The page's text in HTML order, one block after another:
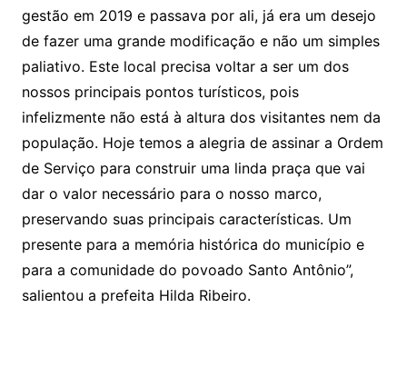
gestão em 2019 e passava por ali, já era um desejo
de fazer uma grande modificação e não um simples
paliativo. Este local precisa voltar a ser um dos
nossos principais pontos turísticos, pois
infelizmente não está à altura dos visitantes nem da
população. Hoje temos a alegria de assinar a Ordem
de Serviço para construir uma linda praça que vai
dar o valor necessário para o nosso marco,
preservando suas principais características. Um
presente para a memória histórica do município e
para a comunidade do povoado Santo Antônio”,
salientou a prefeita Hilda Ribeiro.